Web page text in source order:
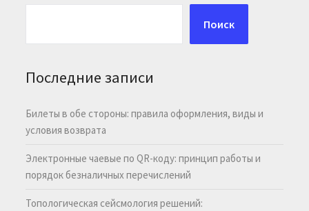
Поиск
Последние записи
Билеты в обе стороны: правила оформления, виды и
условия возврата
Электронные чаевые по QR-коду: принцип работы и
порядок безналичных перечислений
Топологическая сейсмология решений: